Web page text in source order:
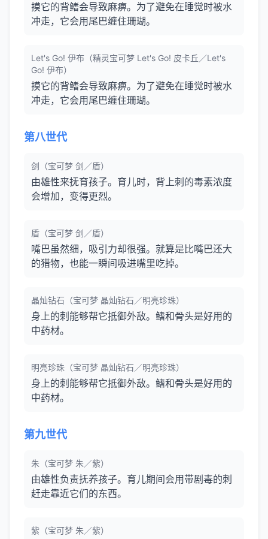
摸它的背鳍会导致麻痹。为了避免在睡觉时被水
冲走，它会用尾巴缠住珊瑚。
Let's Go! 伊布（精灵宝可梦 Let's Go! 皮卡丘／Let's
Go! 伊布）
摸它的背鳍会导致麻痹。为了避免在睡觉时被水
冲走，它会用尾巴缠住珊瑚。
第八世代
剑（宝可梦 剑／盾）
由雄性来抚育孩子。育儿时，背上刺的毒素浓度
会增加，变得更烈。
盾（宝可梦 剑／盾）
嘴巴虽然细，吸引力却很强。就算是比嘴巴还大
的猎物，也能一瞬间吸进嘴里吃掉。
晶灿钻石（宝可梦 晶灿钻石／明亮珍珠）
身上的刺能够帮它抵御外敌。鳍和骨头是好用的
中药材。
明亮珍珠（宝可梦 晶灿钻石／明亮珍珠）
身上的刺能够帮它抵御外敌。鳍和骨头是好用的
中药材。
第九世代
朱（宝可梦 朱／紫）
由雄性负责抚养孩子。育儿期间会用带剧毒的刺
赶走靠近它们的东西。
紫（宝可梦 朱／紫）